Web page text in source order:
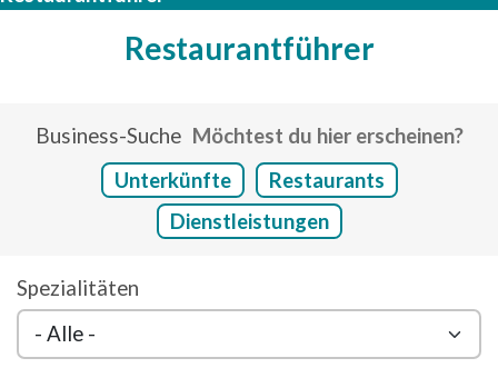
Restaurantführer
Business-Suche Möchtest du hier erscheinen?
Unterkünfte
Restaurants
Dienstleistungen
Spezialitäten